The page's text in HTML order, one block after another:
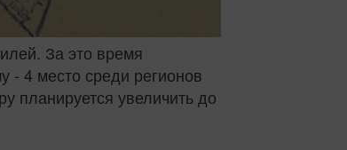
За это время
- 4 место среди регионов
планируется увеличить до